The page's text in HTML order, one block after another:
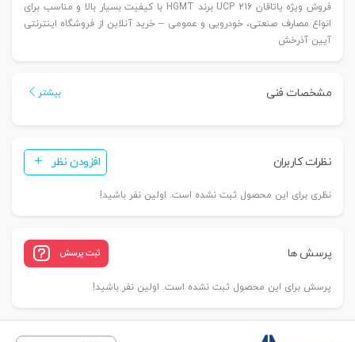
فروش ویژه یاتاقان UCP 216 برند HGMT با کیفیت بسیار بالا و مناسب برای
انواع مصارف صنعتی، خودرویی و عمومی – خرید آنلاین از فروشگاه اینترنتی
آیین آذرخش
مشخصات فنی بیشتر
نظرات کاربران افزودن نظر
نظری برای این محصول ثبت نشده است. اولین نفر باشید!
پرسش ها ثبت پرسش
پرسش برای این محصول ثبت نشده است. اولین نفر باشید!